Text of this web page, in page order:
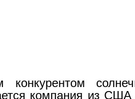
конкурентом
компания из